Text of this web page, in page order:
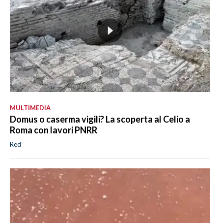
MULTIMEDIA
Domus o caserma vigili? La scoperta al Celio a
Roma con lavori PNRR
Red